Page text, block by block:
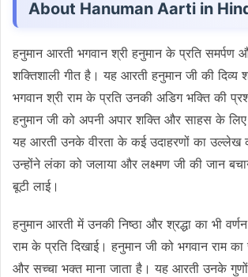
About Hanuman Aarti in
हनुमान आरती भगवान श्री हनुमान के प्रति समर्पण
शक्तिशाली गीत है। यह आरती हनुमान जी की दिव्य
भगवान श्री राम के प्रति उनकी अडिग भक्ति की
हनुमान जी को अपनी अपार शक्ति और साहस के
यह आरती उनके वीरता के कई उदाहरणों का उल्लेख
उन्होंने लंका को जलाया और लक्ष्मण जी की जान
बूटी लाई।
हनुमान आरती में उनकी निष्ठा और श्रद्धा का भी
राम के प्रति दिखाई। हनुमान जी को भगवान राम
और सच्चा भक्त माना जाता है। यह आरती उनके